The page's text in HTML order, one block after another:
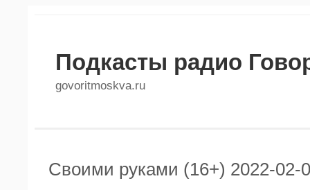
Подкасты радио
govoritmoskva.ru
Своими руками (16+) 2022-02-